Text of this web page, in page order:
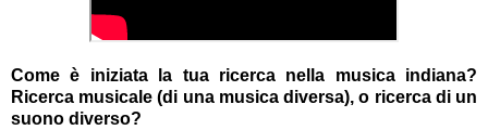
Come è iniziata la tua ricerca nella musica indiana?
Ricerca musicale (di una musica diversa), o ricerca di un
suono diverso?